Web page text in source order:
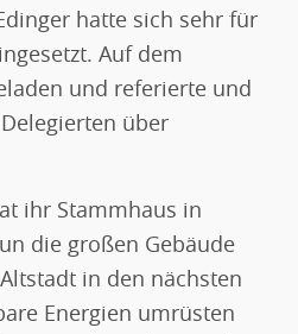
hatte sich sehr für
Auf dem
und referierte und
über
ihr Stammhaus in
die großen Gebäude
in den nächsten
Energien umrüsten